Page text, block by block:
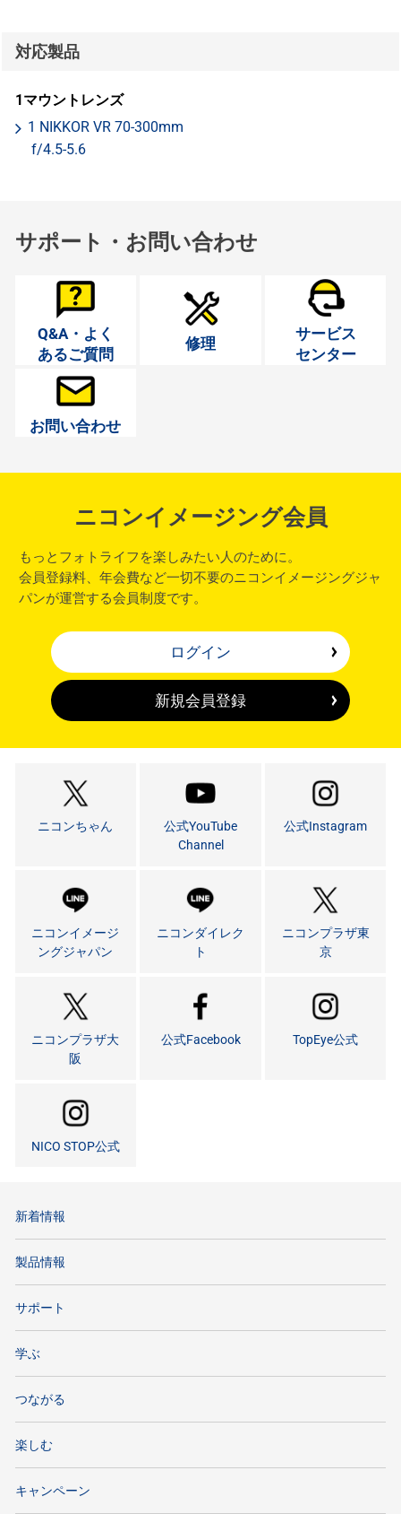
対応製品
1マウントレンズ
1 NIKKOR VR 70-300mm
f/4.5-5.6
サポート・お問い合わせ
Q&A・よく
あるご質問
修理
サービス
センター
お問い合わせ
ニコンイメージング会員
もっとフォトライフを楽しみたい人のために。
会員登録料、年会費など一切不要のニコンイメージングジャ
パンが運営する会員制度です。
ログイン
新規会員登録
ニコンちゃん
公式YouTube
Channel
公式Instagram
ニコンイメージ
ングジャパン
ニコンダイレク
ト
ニコンプラザ東
京
ニコンプラザ大
阪
公式Facebook TopEye公式
NICO STOP公式
新着情報
製品情報
サポート
学ぶ
つながる
楽しむ
キャンペーン